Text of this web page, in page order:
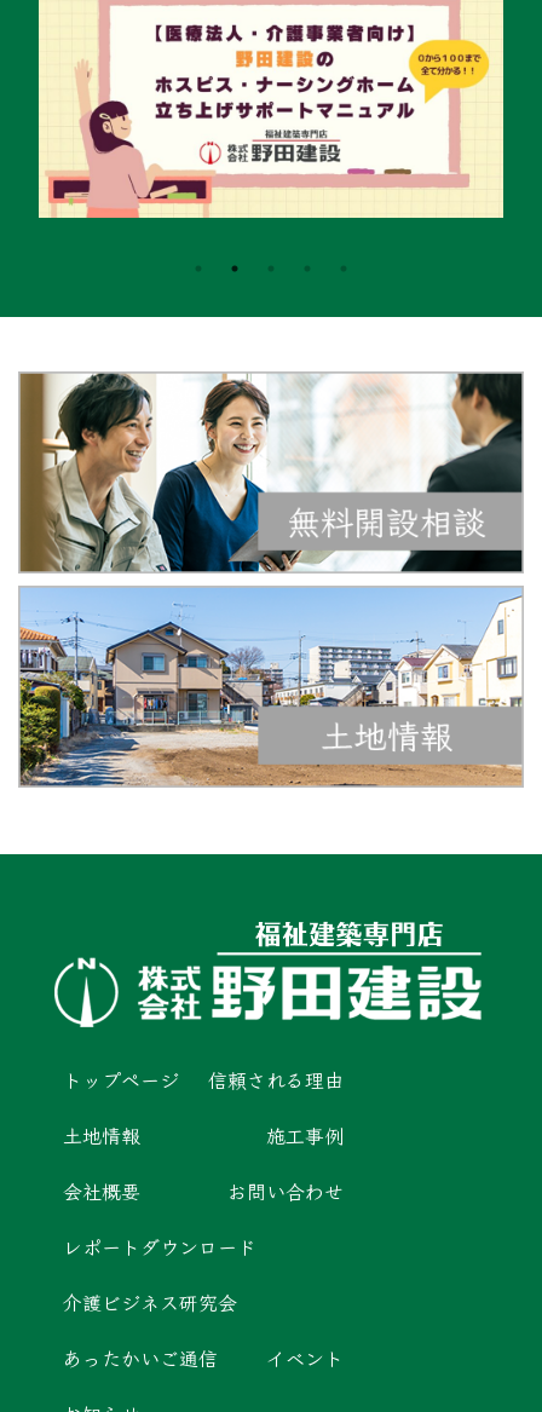
トップページ
信頼される理由
土地情報
施工事例
会社概要
お問い合わせ
レポートダウンロード
介護ビジネス研究会
あったかいご通信
イベント